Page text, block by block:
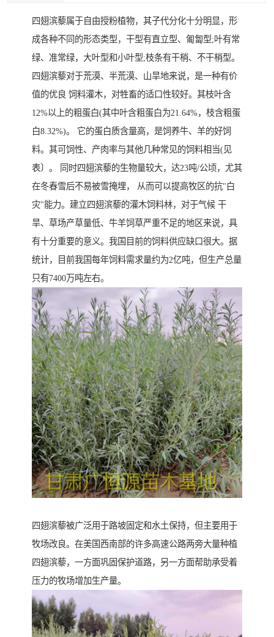
四翅滨藜属于自由授粉植物，其子代分化十分明显，形
成各种不同的形态类型，干型有直立型、匍匐型;叶有常
绿、准常绿，大叶型和小叶型;枝条有干梢、不干梢型。
四翅滨藜对于荒漠、半荒漠、山旱地来说，是一种有价
值的优良 饲料灌木，对牲畜的适口性较好。其枝叶含
12%以上的粗蛋白(其中叶含粗蛋白为21.64%，枝含粗蛋
白8.32%)。 它的蛋白质含量高，是饲养牛、羊的好饲
料。其可饲性、产肉率与其他几种常见的饲料相当(见
表〕。 同时四翅滨藜的生物量较大，达23吨/公顷，尤其
在冬春雪后不易被雪掩埋， 从而可以提高牧区的抗"白
灾"能力。建立四翅滨藜的灌木饲料林，对于气候 干
旱、草场产草量低、牛羊饲草严重不足的地区来说，具
有十分重要的意义。我国目前的饲料供应缺口很大。据
统计，目前我国每年饲料需求量约为2亿吨，但生产总量
只有7400万吨左右。
四翅滨藜被广泛用于路坡固定和水土保持，但主要用于
牧场改良。在美国西南部的许多高速公路两旁大量种植
四翅滨藜，一方面巩固保护道路，另一方面帮助承受着
压力的牧场增加生产量。